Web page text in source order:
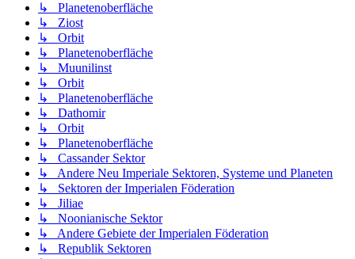
↳ Planetenoberfläche
↳ Ziost
↳ Orbit
↳ Planetenoberfläche
↳ Muunilinst
↳ Orbit
↳ Planetenoberfläche
↳ Dathomir
↳ Orbit
↳ Planetenoberfläche
↳ Cassander Sektor
↳ Andere Neu Imperiale Sektoren, Systeme und Planeten
↳ Sektoren der Imperialen Föderation
↳ Jiliae
↳ Noonianische Sektor
↳ Andere Gebiete der Imperialen Föderation
↳ Republik Sektoren